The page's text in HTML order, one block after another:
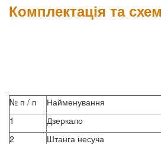
Комплектація та
№ п / п Найменування
1
Дзеркало
2
Штанга несуча